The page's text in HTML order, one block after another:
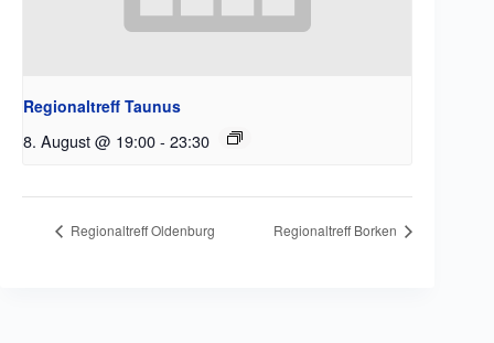
Regionaltreff Taunus
8. August @ 19:00- 23:30
Regionaltreff Oldenburg Regionaltreff Borken